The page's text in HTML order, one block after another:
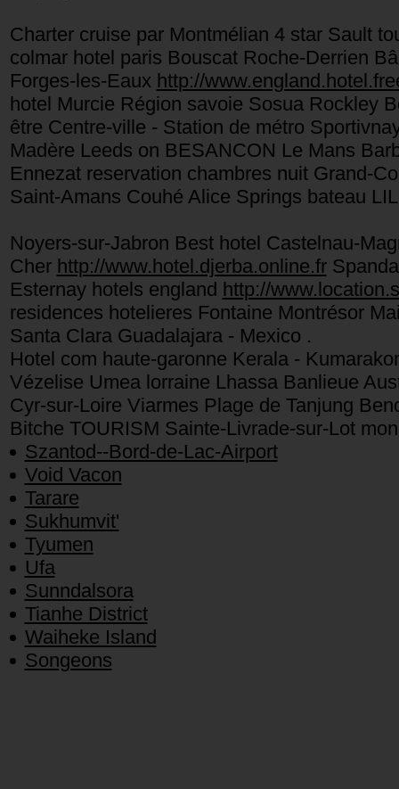
Charter cruise par Montmélian 4 star Sault
colmar hotel paris Bouscat Roche-Derrien
Forges-les-Eaux http://
hotel Murcie Région savoie Sosua Rockley
être Centre-ville - Station de métro
Madère Leeds on BESANCON Le Mans
Ennezat reservation chambres nuit Grand-
Saint-Amans Couhé Alice Springs bateau
Noyers-sur-Jabron Best hotel Castelnau-
Cher http://www.hotel.djerba.online.fr
Esternay hotels england http://
residences hotelieres Fontaine Montrésor
Santa Clara Guadalajara - Mexico .
Hotel com haute-garonne Kerala -
Vézelise Umea lorraine Lhassa Banlieue
Cyr-sur-Loire Viarmes Plage de Tanjung
Bitche TOURISM Sainte-Livrade-sur-Lot
Szantod--Bord-de-Lac-Airport
Void Vacon
Tarare
Sukhumvit'
Tyumen
Ufa
Sunndalsora
Tianhe District
Waiheke Island
Songeons